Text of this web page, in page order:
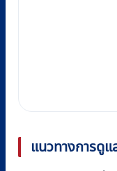
แนวทางการดู